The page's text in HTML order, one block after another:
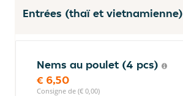
Entrées (thaï et vietnamienne)
Nems au poulet (4 pcs)
€ 6,50
Consigne de (€ 0,00)